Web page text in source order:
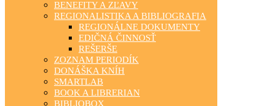
BENEFITY A ZĽAVY
REGIONALISTIKA A BIBLIOGRAFIA
REGIONÁLNE DOKUMENTY
EDIČNÁ ČINNOSŤ
REŠERŠE
ZOZNAM PERIODÍK
DONÁŠKA KNÍH
SMARTLAB
BOOK A LIBRERIAN
BIBLIOBOX